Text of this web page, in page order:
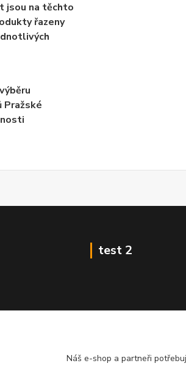
jsou na těchto
řazeny
Pražské
test 2
Náš e-shop a partneři